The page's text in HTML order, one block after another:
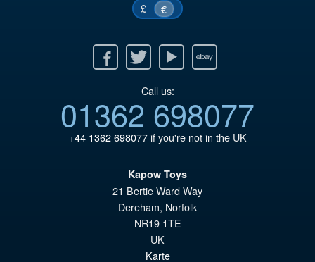
£ €
Twitter Youtube Ebay
Call us:
01362 698077
+44 1362 698077if you're not in the UK
Kapow Toys
21 Bertie Ward Way
Dereham, Norfolk
NR19 1TE
UK
Karte